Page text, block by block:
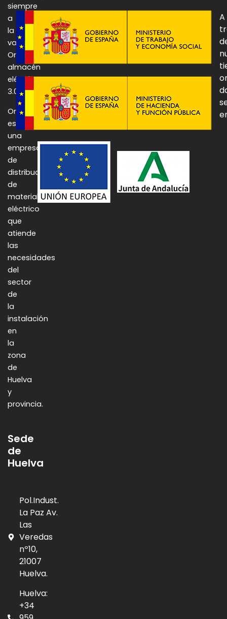
siempre
a
la
vanguardia:
Onulec,
almacén
eléctrico
3.0.
Onulec
es
una
empresa
de
distribución
de
material
eléctrico
que
atiende
las
necesidades
del
sector
de
la
instalación
en
la
zona
de
Huelva
y
provincia.
Sede
de
Huelva
Pol.Indust.
La Paz Av.
Las
Veredas
nº10,
21007
Huelva.
Huelva:
+34
A